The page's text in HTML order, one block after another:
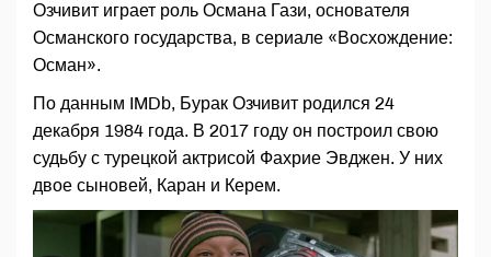
Озчивит играет роль Османа Гази, основателя
Османского государства, в сериале «Восхождение:
Осман».
По данным IMDb, Бурак Озчивит родился 24
декабря 1984 года. В 2017 году он построил свою
судьбу с турецкой актрисой Фахрие Эвджен. У них
двое сыновей, Каран и Керем.